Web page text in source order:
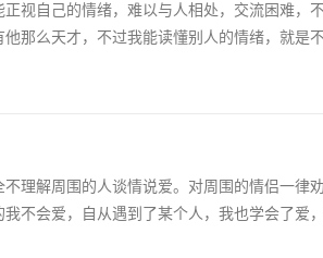
视自己的情绪，难以与人相处，交流困难，
那么天才，不过我能读懂别人的情绪，就是
理解周围的人谈情说爱。对周围的情侣一律
不会爱，自从遇到了某个人，我也学会了爱